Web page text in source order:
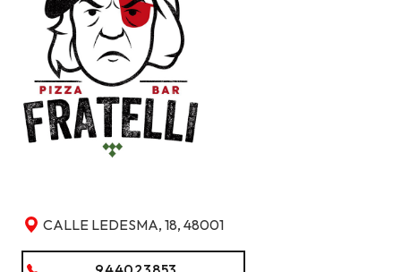
CALLE LEDESMA, 18, 48001